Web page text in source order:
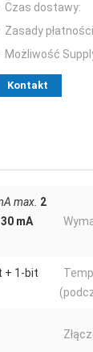
Czas dostawy:
Zasady
Możliwość
Kontakt
max. 2
mA
+ 1-bit